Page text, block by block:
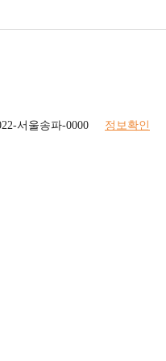
서울송파-0000
정보확인